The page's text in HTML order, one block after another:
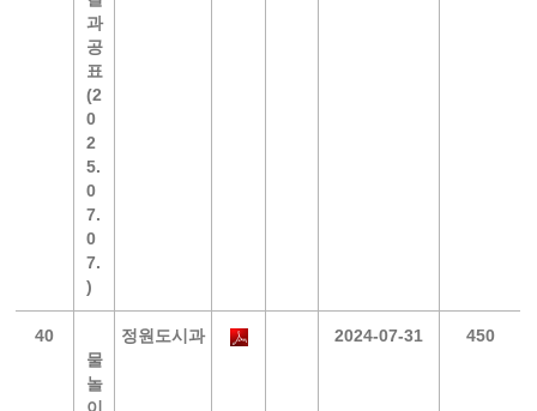
과
공
표
(2
0
2
5.
0
7.
0
7.
)
40
물
놀
정원도시과 2024-07-31 450